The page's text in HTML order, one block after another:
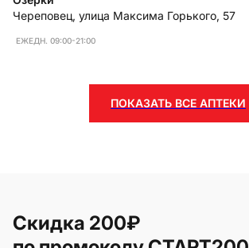
Череповец, улица Максима Горького, 57
ЕЖЕДН. 09:00-21:00
ПОКАЗАТЬ ВСЕ АПТЕКИ
Скидка 200₽